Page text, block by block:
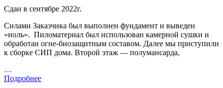
Сдан в сентябре 2022г.
Силами Заказчика был выполнен фундамент и выведен
«ноль». Пиломатериал был использован камерной сушки и
обработан огне-биозащитным составом. Далее мы приступили
к сборке СИП дома. Второй этаж — полумансарда,
…
Подробнее